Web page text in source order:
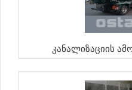
Კანალიზაციის